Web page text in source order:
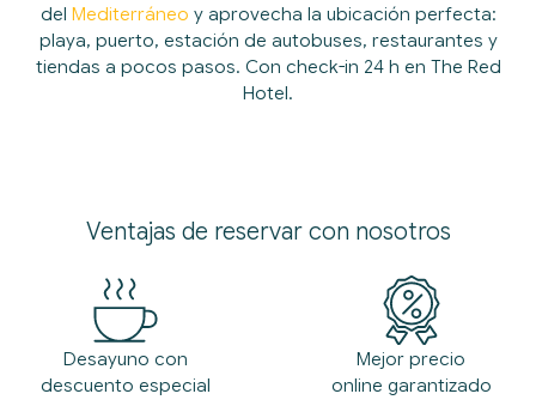
del Mediterráneo y aprovecha la ubicación perfecta:
playa, puerto, estación de autobuses, restaurantes y
tiendas a pocos pasos. Con check-in 24 h en The Red
Hotel.
Ventajas de reservar con nosotros
Desayuno con
descuento especial
Mejor precio
online garantizado